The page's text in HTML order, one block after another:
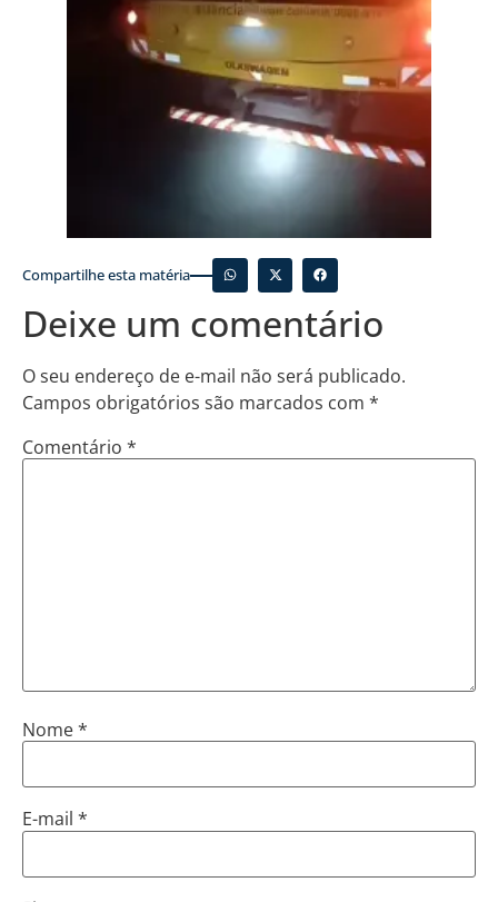
Compartilhe esta matéria
Deixe um comentário
O seu endereço de e-mail não será publicado.
Campos obrigatórios são marcados com *
Comentário *
Nome*
E-mail *